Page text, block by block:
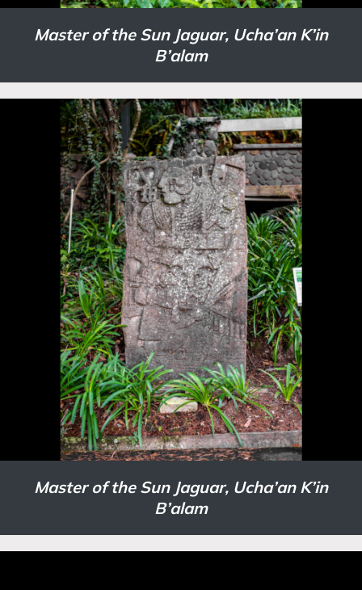
Master of the Sun Jaguar, Ucha’an K’in
B’alam
Master of the Sun Jaguar, Ucha’an K’in
B’alam